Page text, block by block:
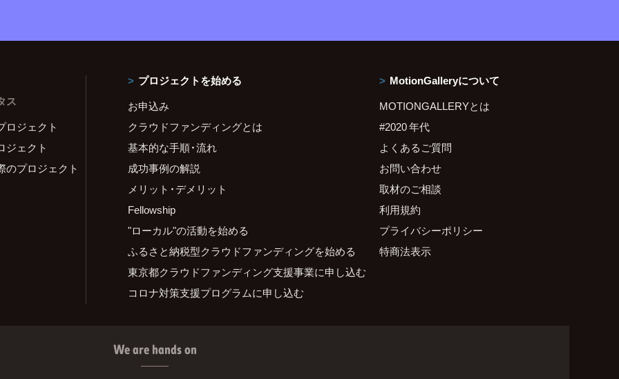
ス
ロジェクト
ジェクト
のプロジェクト
プロジェクトを始める
お申込み
クラウドファンディングとは
基本的な手順・流れ
成功事例の解説
メリット・デメリット
Fellowship
"ローカル"の活動を始める
ふるさと納税型クラウドファンディングを始める
東京都クラウドファンディング支援事業に申し込む
コロナ対策支援プログラムに申し込む
MotionGalleryについて
MOTIONGALLERYとは
#2020 年代
よくあるご質問
お問い合わせ
取材のご相談
利用規約
プライバシーポリシー
特商法表示
We are hands on